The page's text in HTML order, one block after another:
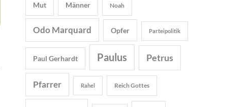
Mut Männer Noah
Odo Marquard Opfer Parteipolitik
Paul Gerhardt Paulus Petrus
Pfarrer Rahel Reich Gottes